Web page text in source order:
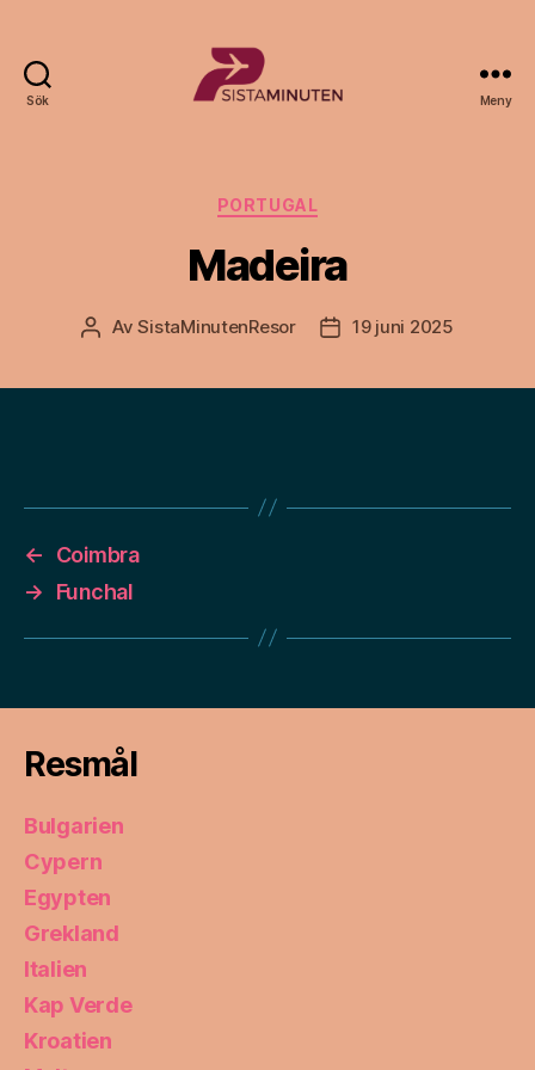
Sök Meny
Kategorier
PORTUGAL
Madeira
Inläggsförfattare
AvSistaMinutenResor Inläggsdatum
19 juni 2025
←
Coimbra
→
Funchal
Resmål
Bulgarien
Cypern
Egypten
Grekland
Italien
Kap Verde
Kroatien